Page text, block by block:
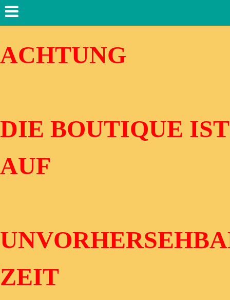
ACHTUNG
DIE BOUTIQUE IST
AUF
ZEIT